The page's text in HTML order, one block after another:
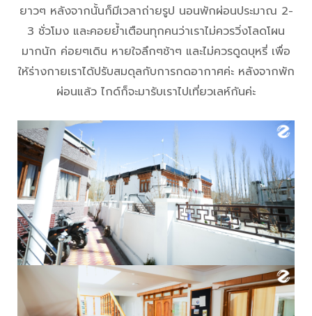
ยาวๆ หลังจากนั้นก็มีเวลาถ่ายรูป นอนพักผ่อนประมาณ 2-
3 ชั่วโมง และคอยย้ำเตือนทุกคนว่าเราไม่ควรวิ่งโลดโผน
มากนัก ค่อยๆเดิน หายใจลึกๆช้าๆ และไม่ควรดูดบุหรี่ เพื่อ
ให้ร่างกายเราได้ปรับสมดุลกับการกดอากาศค่ะ หลังจากพัก
ผ่อนแล้ว ไกด์ก็จะมารับเราไปเที่ยวเลห์กันค่ะ